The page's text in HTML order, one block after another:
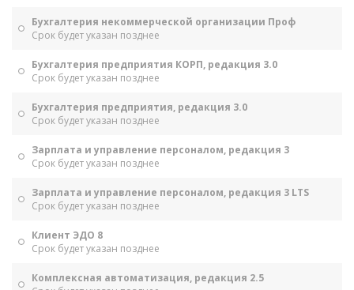
Бухгалтерия некоммерческой организации Проф
Срок будет указан позднее
Бухгалтерия предприятия КОРП, редакция 3.0
Срок будет указан позднее
Бухгалтерия предприятия, редакция 3.0
Срок будет указан позднее
Зарплата и управление персоналом, редакция 3
Срок будет указан позднее
Зарплата и управление персоналом, редакция 3 LTS
Срок будет указан позднее
Клиент ЭДО 8
Срок будет указан позднее
Комплексная автоматизация, редакция 2.5